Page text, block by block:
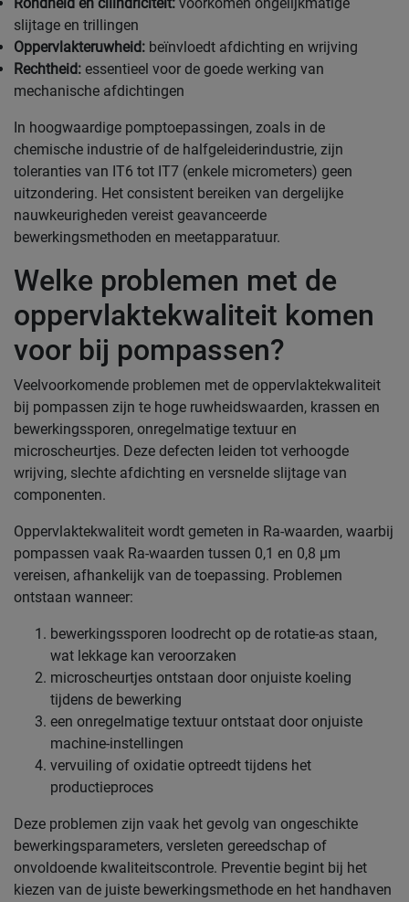
slijtage en trillingen
Oppervlakteruwheid: beïnvloedt afdichting en wrijving
Rechtheid: essentieel voor de goede werking van
mechanische afdichtingen
In hoogwaardige pomptoepassingen, zoals in de
chemische industrie of de halfgeleiderindustrie, zijn
toleranties van IT6 tot IT7 (enkele micrometers) geen
uitzondering. Het consistent bereiken van dergelijke
nauwkeurigheden vereist geavanceerde
bewerkingsmethoden en meetapparatuur.
Welke problemen met de
oppervlaktekwaliteit komen
voor bij pompassen?
Veelvoorkomende problemen met de oppervlaktekwaliteit
bij pompassen zijn te hoge ruwheidswaarden, krassen en
bewerkingssporen, onregelmatige textuur en
microscheurtjes. Deze defecten leiden tot verhoogde
wrijving, slechte afdichting en versnelde slijtage van
componenten.
Oppervlaktekwaliteit wordt gemeten in Ra-waarden, waarbij
pompassen vaak Ra-waarden tussen 0,1 en 0,8 μm
vereisen, afhankelijk van de toepassing. Problemen
ontstaan wanneer:
bewerkingssporen loodrecht op de rotatie-as staan,
wat lekkage kan veroorzaken
microscheurtjes ontstaan door onjuiste koeling
tijdens de bewerking
een onregelmatige textuur ontstaat door onjuiste
machine-instellingen
vervuiling of oxidatie optreedt tijdens het
productieproces
Deze problemen zijn vaak het gevolg van ongeschikte
bewerkingsparameters, versleten gereedschap of
onvoldoende kwaliteitscontrole. Preventie begint bij het
kiezen van de juiste bewerkingsmethode en het handhaven